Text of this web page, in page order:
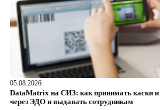
05.08.2026
DataMatrix на СИЗ: как принимать каски и
через ЭДО и выдавать сотрудникам